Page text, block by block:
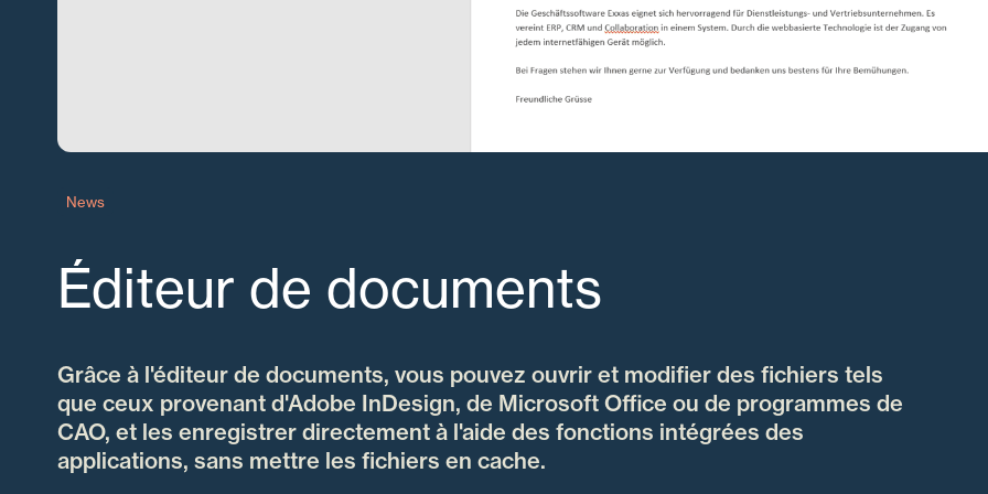
News
Éditeur de documents
Grâce à l'éditeur de documents, vous pouvez ouvrir et modifier des fichiers tels
que ceux provenant d'Adobe InDesign, de Microsoft Office ou de programmes de
CAO, et les enregistrer directement à l'aide des fonctions intégrées des
applications, sans mettre les fichiers en cache.